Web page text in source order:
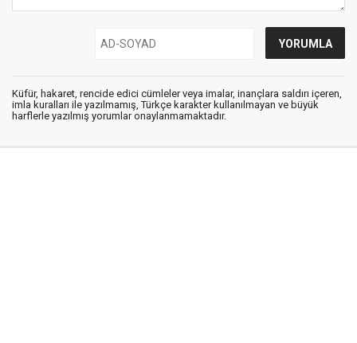
Küfür, hakaret, rencide edici cümleler veya imalar, inançlara saldırı içeren,
imla kuralları ile yazılmamış, Türkçe karakter kullanılmayan ve büyük
harflerle yazılmış yorumlar onaylanmamaktadır.